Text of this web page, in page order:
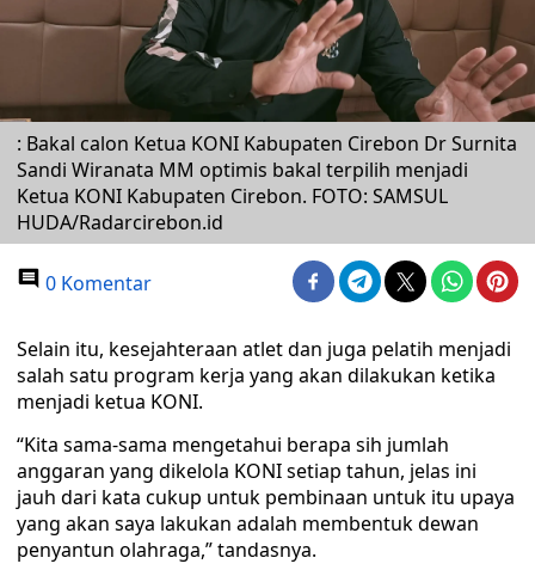
: Bakal calon Ketua KONI Kabupaten Cirebon Dr Surnita
Sandi Wiranata MM optimis bakal terpilih menjadi
Ketua KONI Kabupaten Cirebon. FOTO: SAMSUL
HUDA/Radarcirebon.id
0 Komentar
Selain itu, kesejahteraan atlet dan juga pelatih menjadi
salah satu program kerja yang akan dilakukan ketika
menjadi ketua KONI.
“Kita sama-sama mengetahui berapa sih jumlah
anggaran yang dikelola KONI setiap tahun, jelas ini
jauh dari kata cukup untuk pembinaan untuk itu upaya
yang akan saya lakukan adalah membentuk dewan
penyantun olahraga,” tandasnya.